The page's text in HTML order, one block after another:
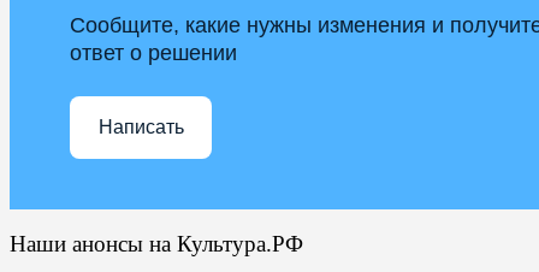
Сообщите, какие нужны изменения и
ответ о решении
Написать
Наши анонсы на Культура.РФ